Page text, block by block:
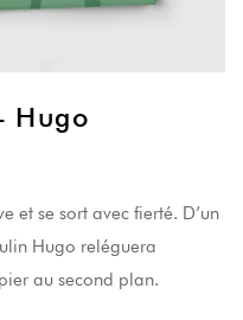
Hugo
et se sort avec fierté. D’un
Hugo reléguera
au second plan.